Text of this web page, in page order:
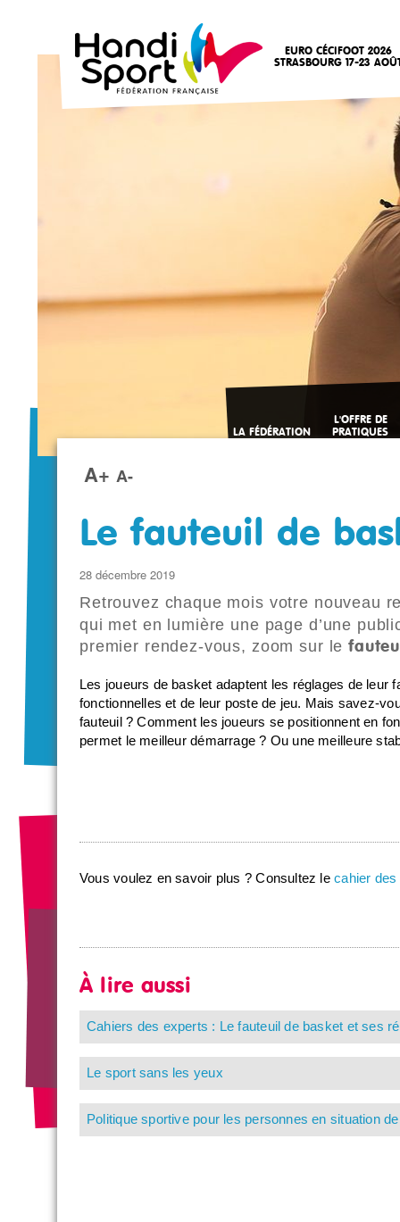
EURO CÉCIFOOT 2026
STRASBOURG 17-23
LA FÉDÉRATION
L'OFFRE DE
PRATIQUES
A+ A-
Le fauteuil de
28 décembre 2019
Retrouvez chaque mois votre nouveau
qui met en lumière une page d’une
premier rendez-vous, zoom sur le
Les joueurs de basket adaptent les réglages de leur
fonctionnelles et de leur poste de jeu. Mais savez-
fauteuil ? Comment les joueurs se positionnent en
permet le meilleur démarrage ? Ou une meilleure
Vous voulez en savoir plus ? Consultez lecahier
À lire aussi
Cahiers des experts : Le fauteuil de basket et ses
Le sport sans les yeux
Politique sportive pour les personnes en situation